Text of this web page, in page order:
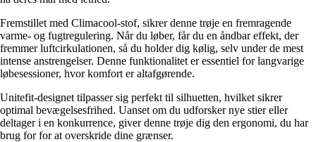
Fremstillet med Climacool-stof, sikrer denne trøje en fremragende
varme- og fugtregulering. Når du løber, får du en åndbar effekt, der
fremmer luftcirkulationen, så du holder dig kølig, selv under de mest
intense anstrengelser. Denne funktionalitet er essentiel for langvarige
løbesessioner, hvor komfort er altafgørende.
Unitefit-designet tilpasser sig perfekt til silhuetten, hvilket sikrer
optimal bevægelsesfrihed. Uanset om du udforsker nye stier eller
deltager i en konkurrence, giver denne trøje dig den ergonomi, du har
brug for for at overskride dine grænser.